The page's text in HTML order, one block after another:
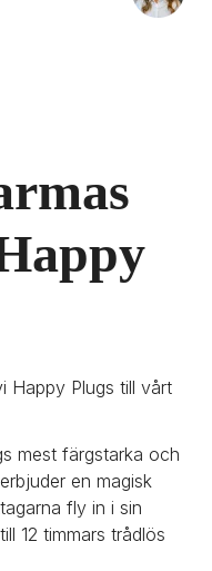
Happy Plugs till vårt
mest färgstarka och
en magisk
fly in i sin
12 timmars trådlös